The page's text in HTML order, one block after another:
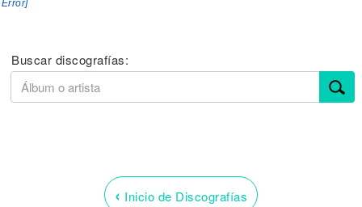
Buscar discografías:
‹ Inicio de Discografías